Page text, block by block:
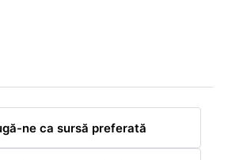
ne ca sursă preferată